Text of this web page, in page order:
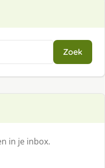
Zoek
in je inbox.